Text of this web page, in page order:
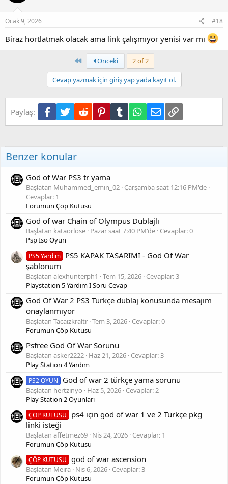
Ocak 9, 2026 #18
Biraz hortlatmak olacak ama link çalışmıyor yenisi var mı
First Önceki 2 of 2
Cevap yazmak için giriş yap yada kayıt ol.
Paylaş: Facebook
TwitterReddit PinterestTumblr WhatsApp
E-postaLink
Benzer konular
God of War PS3 tr yama
Başlatan Muhammed_emin_02 Çarşamba saat 12:16 PM'de
Cevaplar: 1
Forumun Çöp Kutusu
God of war Chain of Olympus Dublajlı
Başlatan kataorlose Pazar saat 7:40 PM'de Cevaplar: 0
Psp Iso Oyun
PS5 Yardım PS5 KAPAK TASARIMI - God Of War
şablonum
Başlatan alexhunterph1 Tem 15, 2026 Cevaplar: 3
Playstation 5 Yardım I Soru Cevap
God Of War 2 PS3 Türkçe dublaj konusunda mesajım
onaylanmıyor
Başlatan Tacaizkraltr Tem 3, 2026 Cevaplar: 0
Forumun Çöp Kutusu
Psfree God Of War Sorunu
Başlatan asker2222 Haz 21, 2026 Cevaplar: 3
Play Station 4 Yardım
PS2 OYUN God of war 2 türkçe yama sorunu
Başlatan hertzinyo Haz 5, 2026 Cevaplar: 2
Play Station 2 Oyunları
ÇÖP KUTUSU
ps4 için god of war 1 ve 2 Türkçe pkg
linki isteği
Başlatan affetmez69 Nis 24, 2026 Cevaplar: 1
Forumun Çöp Kutusu
ÇÖP KUTUSU god of war ascension
Başlatan Meira Nis 6, 2026 Cevaplar: 3
Forumun Çöp Kutusu